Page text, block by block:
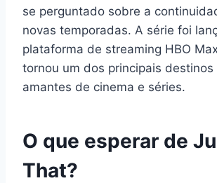
se perguntado sobre a
novas temporadas. A série foi
plataforma de streaming HBO
tornou um dos principais destinos
amantes de cinema e séries.
O que esperar de
That?